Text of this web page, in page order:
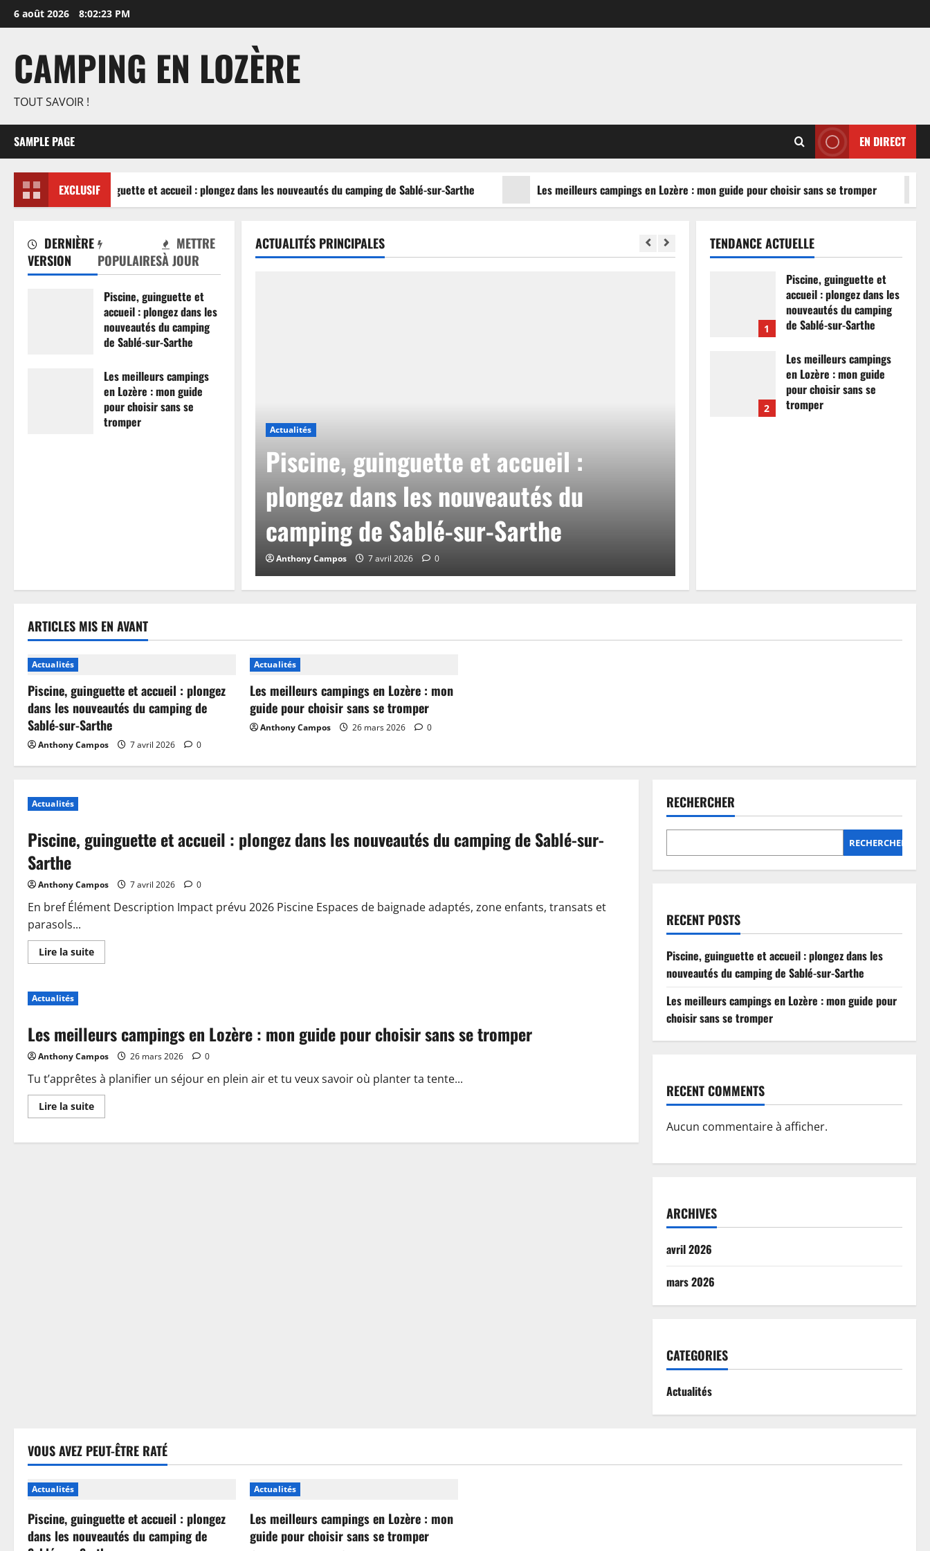
Aller
au
6 août 2026 8:02:23 PM
CAMPING EN LOZÈRE
TOUT SAVOIR !
SAMPLE PAGE EN DIRECT
EXCLUSIF
Piscine, guinguette et accueil : plongez dans les nouveautés du camping de Sablé-sur-Sarthe Les meilleurs campings en Lozère : mon guide pour choisir sans se tromper
DERNIÈRE
VERSION
POPULAIRES
METTRE
À JOUR
Piscine, guinguette et
accueil : plongez dans les
nouveautés du camping
de Sablé-sur-Sarthe
Les meilleurs campings
en Lozère : mon guide
pour choisir sans se
tromper
ACTUALITÉS PRINCIPALES
Actualités
Piscine, guinguette et accueil :
plongez dans les nouveautés du
camping de Sablé-sur-Sarthe
Anthony Campos 7 avril 2026 0
TENDANCE ACTUELLE
1
Piscine, guinguette et
accueil : plongez dans les
nouveautés du camping
de Sablé-sur-Sarthe
2
Les meilleurs campings
en Lozère : mon guide
pour choisir sans se
tromper
ARTICLES MIS EN AVANT
Actualités
Piscine, guinguette et accueil : plongez
dans les nouveautés du camping de
Sablé-sur-Sarthe
Anthony Campos 7 avril 2026 0
Actualités
Les meilleurs campings en Lozère : mon
guide pour choisir sans se tromper
Anthony Campos 26 mars 2026 0
Actualités
Piscine, guinguette et accueil : plongez dans les nouveautés du camping de Sablé-sur-
Sarthe
Anthony Campos 7 avril 2026 0
En bref Élément Description Impact prévu 2026 Piscine Espaces de baignade adaptés, zone enfants, transats et
parasols...
Lire la suiteEn
savoir
:
plongez
les
du
camping
de
Sablé-
sur-
Actualités
Les meilleurs campings en Lozère : mon guide pour choisir sans se tromper
Anthony Campos 26 mars 2026 0
Tu t’apprêtes à planifier un séjour en plein air et tu veux savoir où planter ta tente...
Lire la suiteEn
savoir
Les
RECHERCHER
RECHERCHER
RECENT POSTS
Piscine, guinguette et accueil : plongez dans les
nouveautés du camping de Sablé-sur-Sarthe
Les meilleurs campings en Lozère : mon guide pour
choisir sans se tromper
RECENT COMMENTS
Aucun commentaire à afficher.
ARCHIVES
avril 2026
mars 2026
CATEGORIES
Actualités
VOUS AVEZ PEUT-ÊTRE RATÉ
Actualités
Piscine, guinguette et accueil : plongez
dans les nouveautés du camping de
Actualités
Les meilleurs campings en Lozère : mon
guide pour choisir sans se tromper